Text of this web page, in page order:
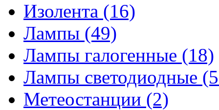
Изолента (16)
Лампы (49)
Лампы галогенные (18)
Лампы светодиодные
Метеостанции (2)